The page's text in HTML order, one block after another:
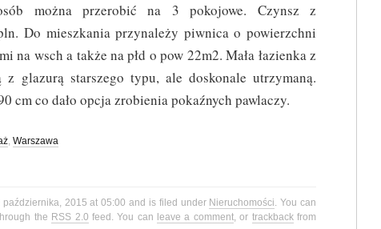
można przerobić na 3 pokojowe. Czynsz z
Do mieszkania przynależy piwnica o powierzchni
na wsch a także na płd o pow 22m2. Mała łazienka z
glazurą starszego typu, ale doskonale utrzymaną.
cm co dało opcja zrobienia pokaźnych pawlaczy.
, Warszawa
2015 at 05:00 and is filed under Nieruchomości. You can
the RSS 2.0 feed. You can leave a comment, or trackbackfrom